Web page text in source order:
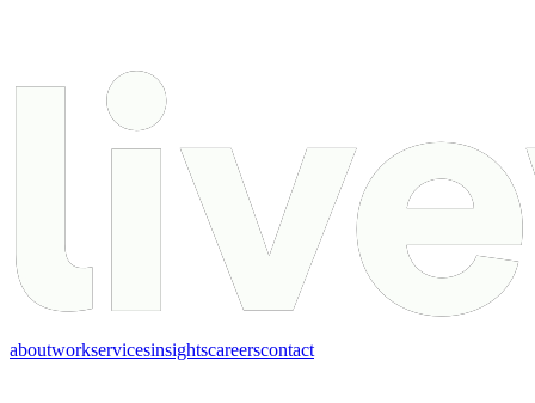
aboutworkservicesinsightscareerscontact